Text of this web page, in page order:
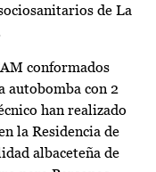
de La
conformados
autobomba con 2
han realizado
la Residencia de
albaceteña de